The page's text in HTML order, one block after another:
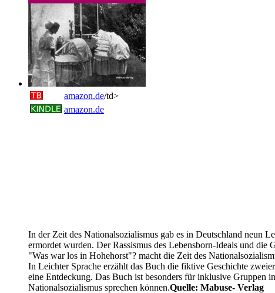
amazon.de/td>
amazon.de
In der Zeit des Nationalsozialismus gab es in Deutschland neun
ermordet wurden. Der Rassismus des Lebensborn-Ideals und
"Was war los in Hohehorst"? macht die Zeit des
In Leichter Sprache erzählt das Buch die fiktive Geschichte
eine Entdeckung. Das Buch ist besonders für inklusive Gruppen
Nationalsozialismus sprechen können.Quelle: Mabuse- Verlag